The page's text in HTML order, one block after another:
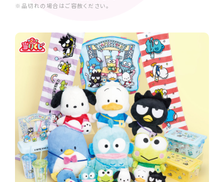
※品切れの場合はご容赦ください。